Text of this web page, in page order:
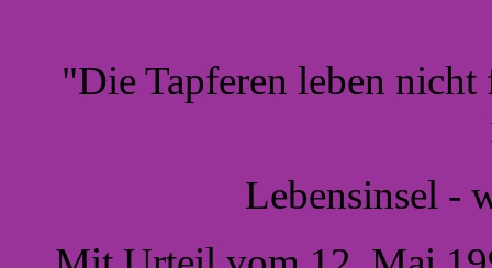
"Die Tapferen leben
Lebensinsel -